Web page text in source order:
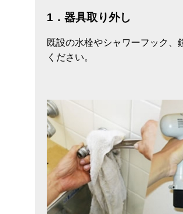
1．器具取り外し
既設の水栓やシャワーフック、
ください。